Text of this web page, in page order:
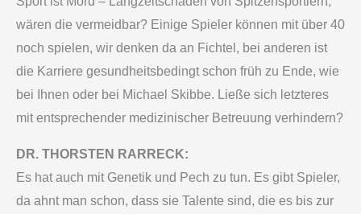
wären die vermeidbar? Einige Spieler können mit über 40
noch spielen, wir denken da an Fichtel, bei anderen ist
die Karriere gesundheitsbedingt schon früh zu Ende, wie
bei Ihnen oder bei Michael Skibbe. Ließe sich letzteres
mit entsprechender medizinischer Betreuung verhindern?
DR. THORSTEN RARRECK:
Es hat auch mit Genetik und Pech zu tun. Es gibt Spieler,
da ahnt man schon, dass sie Talente sind, die es bis zur